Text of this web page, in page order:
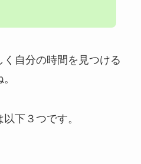
自分の時間を見つける
下３つです。